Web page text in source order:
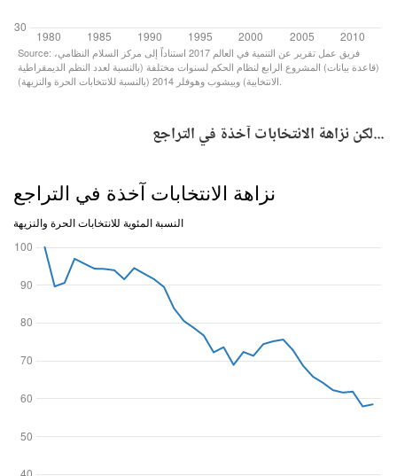
...لكن نزاهة الانتخابات آخذة في التراجع